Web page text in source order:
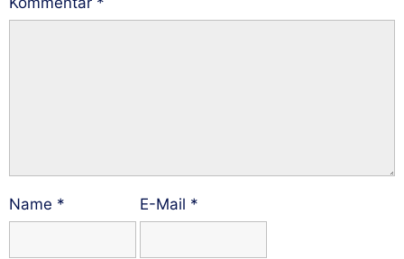
Name * E-Mail *